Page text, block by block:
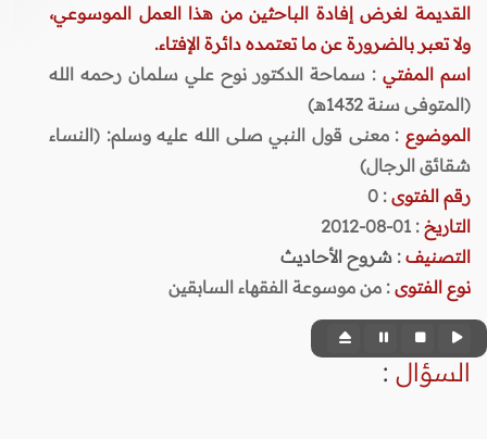
القديمة لغرض إفادة الباحثين من هذا العمل الموسوعي،
ولا تعبر بالضرورة عن ما تعتمده دائرة الإفتاء.
اسم المفتي : سماحة الدكتور نوح علي سلمان رحمه الله
(المتوفى سنة 1432هـ)
الموضوع : معنى قول النبي صلى الله عليه وسلم: (النساء
شقائق الرجال)
رقم الفتوى :
0
التاريخ : 01-08-2012
التصنيف : شروح الأحاديث
نوع الفتوى : من موسوعة الفقهاء السابقين
السؤال :